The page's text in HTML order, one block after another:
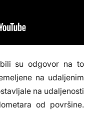
su odgovor na to
na udaljenim
na udaljenosti
od površine.